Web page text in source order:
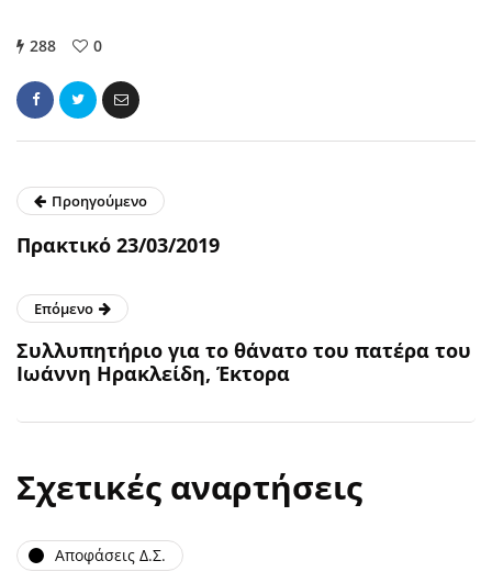
288 0
Προηγούμενο
Πρακτικό 23/03/2019
Επόμενο
Συλλυπητήριο για το θάνατο του πατέρα του
Ιωάννη Ηρακλείδη, Έκτορα
Σχετικές αναρτήσεις
Αποφάσεις Δ.Σ.